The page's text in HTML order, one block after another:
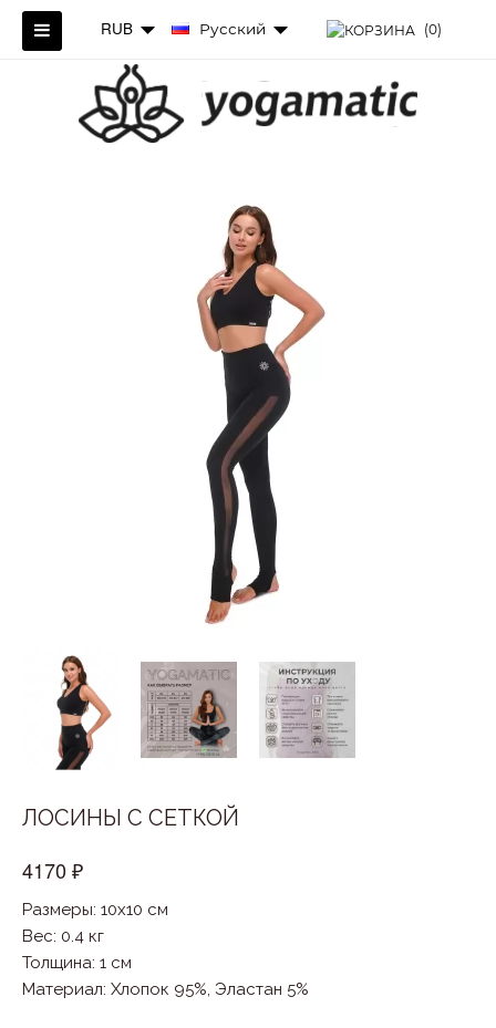
RUB Русский (0)
ЛОСИНЫ С СЕТКОЙ
4170 ₽
Размеры: 10x10 см
Вес: 0.4 кг
Толщина: 1 см
Материал: Хлопок 95%, Эластан 5%